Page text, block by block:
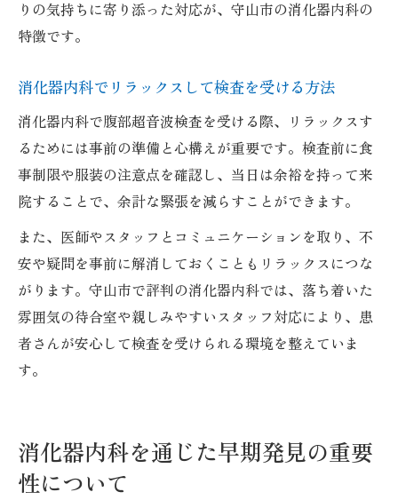
りの気持ちに寄り添った対応が、守山市の消化器内科の
特徴です。
消化器内科でリラックスして検査を受ける方法
消化器内科で腹部超音波検査を受ける際、リラックスす
るためには事前の準備と心構えが重要です。検査前に食
事制限や服装の注意点を確認し、当日は余裕を持って来
院することで、余計な緊張を減らすことができます。
また、医師やスタッフとコミュニケーションを取り、不
安や疑問を事前に解消しておくこともリラックスにつな
がります。守山市で評判の消化器内科では、落ち着いた
雰囲気の待合室や親しみやすいスタッフ対応により、患
者さんが安心して検査を受けられる環境を整えていま
す。
消化器内科を通じた早期発見の重要
性について